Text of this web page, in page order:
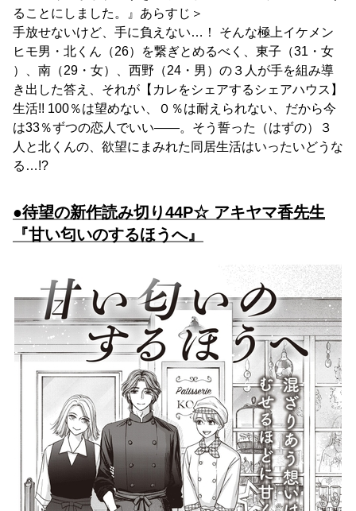
ることにしました。』あらすじ＞
手放せないけど、手に負えない…！ そんな極上イケメン
ヒモ男・北くん（26）を繋ぎとめるべく、東子（31・女
）、南（29・女）、西野（24・男）の３人が手を組み導
き出した答え、それが【カレをシェアするシェアハウス】
生活!! 100％は望めない、０％は耐えられない、だから今
は33％ずつの恋人でいい――。そう誓った（はずの）３
人と北くんの、欲望にまみれた同居生活はいったいどうな
る…!?
●待望の新作読み切り44P☆ アキヤマ香先生
『甘い匂いのするほうへ』